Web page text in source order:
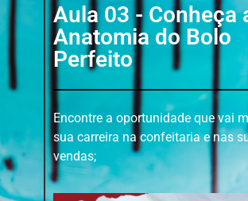
Aula 03 - Conheça
Anatomia do Bolo
Perfeito
Encontre a oportunidade que vai
sua carreira na confeitaria e nas
vendas;